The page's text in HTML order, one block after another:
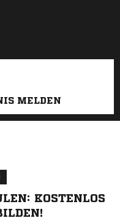
MELDEN
KOSTENLOS